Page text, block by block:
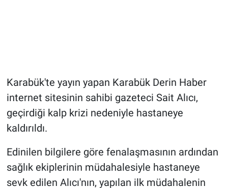
Karabük'te yayın yapan Karabük Derin Haber
internet sitesinin sahibi gazeteci Sait Alıcı,
geçirdiği kalp krizi nedeniyle hastaneye
kaldırıldı.
Edinilen bilgilere göre fenalaşmasının ardından
sağlık ekiplerinin müdahalesiyle hastaneye
sevk edilen Alıcı'nın, yapılan ilk müdahalenin